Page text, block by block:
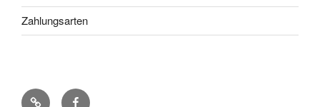
Zahlungsarten
Pinterest Facebook